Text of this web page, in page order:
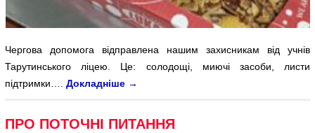
Чергова допомога відправлена нашим захисникам від учнів
Тарутинського ліцею. Це: солодощі, миючі засоби, листи
підтримки….Докладніше →
ПРО ПОТОЧНІ ПИТАННЯ